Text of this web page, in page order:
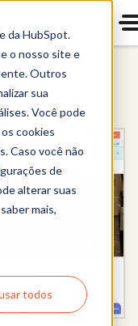
da HubSpot.
o nosso site e
Outros
sua
Você pode
cookies
Caso você não
de
alterar suas
mais,
todos